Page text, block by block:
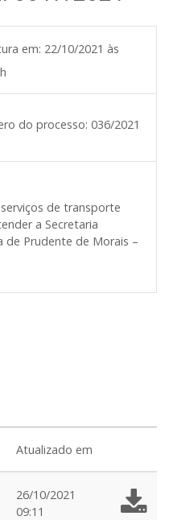
em: 22/10/2021 às
do processo: 036/2021
de transporte
a Secretaria
de Prudente de Morais –
Atualizado em
26/10/2021
09:11